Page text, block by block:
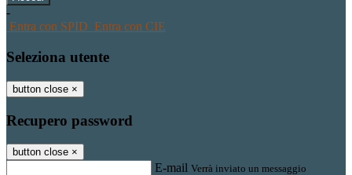
-
Entra con SPID Entra con CIE
Seleziona utente
button close ×
Recupero password
button close ×
E-mail Verrà inviato un messaggio